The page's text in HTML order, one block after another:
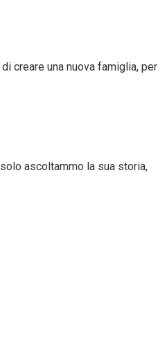
creare una nuova famiglia, per
ascoltammo la sua storia,